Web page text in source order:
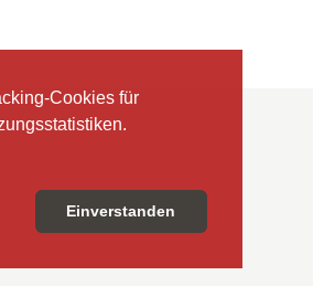
Cookies für
Einverstanden